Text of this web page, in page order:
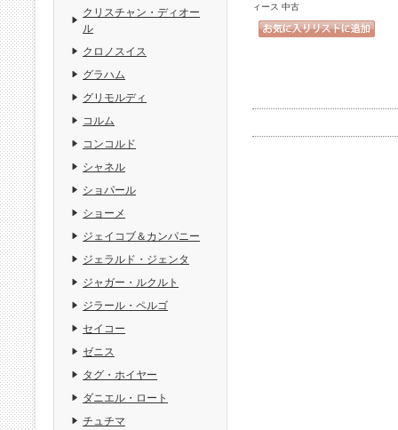
ィース 中古
クリスチャン・ディオー
ル
クロノスイス
グラハム
グリモルディ
コルム
コンコルド
シャネル
ショパール
ショーメ
ジェイコブ＆カンパニー
ジェラルド・ジェンタ
ジャガー・ルクルト
ジラール・ペルゴ
セイコー
ゼニス
タグ・ホイヤー
ダニエル・ロート
チュチマ